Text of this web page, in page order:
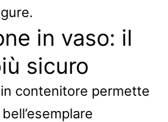
in vaso: il
sicuro
contenitore permette